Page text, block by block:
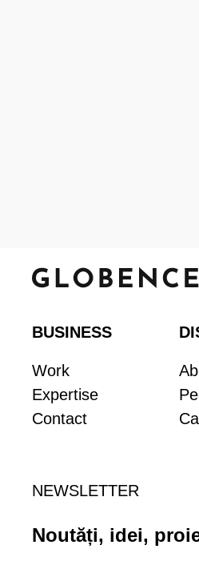
BUSINESS
Work
Expertise
Contact
NEWSLETTER
Noutăți, idei,